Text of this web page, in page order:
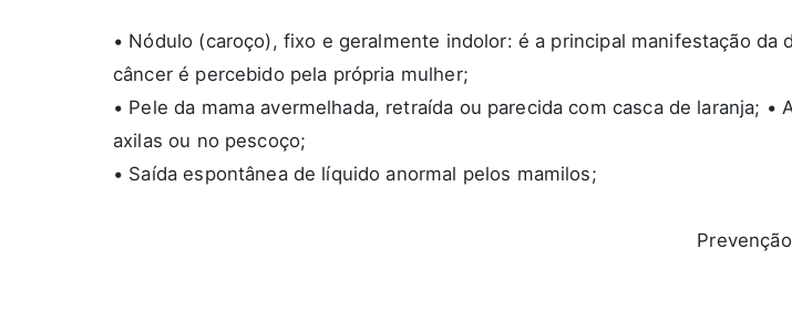
• Nódulo (caroço), fixo e geralmente indolor: é a principal manifestação
câncer é percebido pela própria mulher;
• Pele da mama avermelhada, retraída ou parecida com casca de laranja;
axilas ou no pescoço;
• Saída espontânea de líquido anormal pelos mamilos;
Prevenção